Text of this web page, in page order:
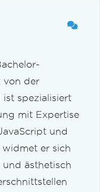
von der
ist spezialisiert
mit Expertise
und
widmet er sich
ästhetisch